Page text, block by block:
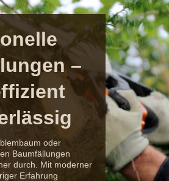
–
oder
Baumfällungen
durch. Mit moderner
Erfahrung